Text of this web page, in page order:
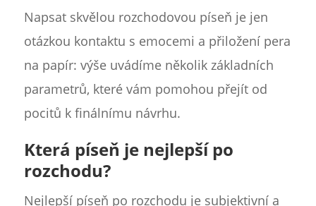
Napsat skvělou rozchodovou píseň je jen
otázkou kontaktu s emocemi a přiložení pera
na papír: výše uvádíme několik základních
parametrů, které vám pomohou přejít od
pocitů k finálnímu návrhu.
Která píseň je nejlepší po
rozchodu?
Nejlepší píseň po rozchodu je subjektivní a